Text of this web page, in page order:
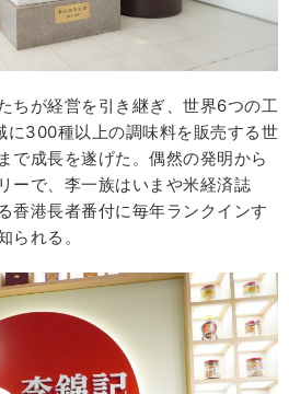
ちが経営を引き継ぎ、世界6つの工
に300種以上の調味料を販売する世
で成長を遂げた。偶然の発明から
ーで、李一族はいまや米経済誌
香港長者番付に毎年ランクインす
られる。